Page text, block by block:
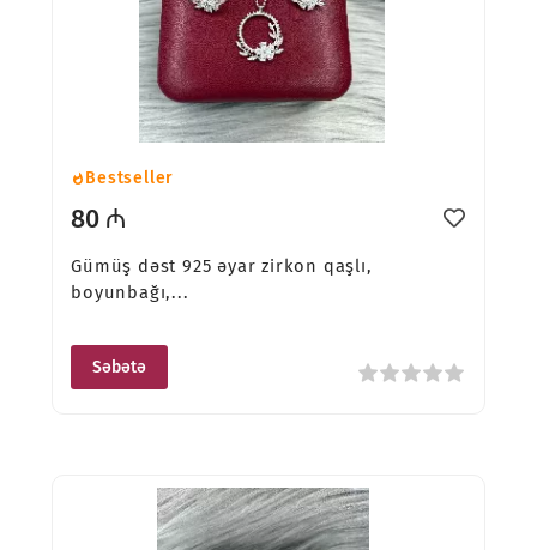
Bestseller
80 ₼
Gümüş dəst 925 əyar zirkon qaşlı,
boyunbağı,...
Səbətə